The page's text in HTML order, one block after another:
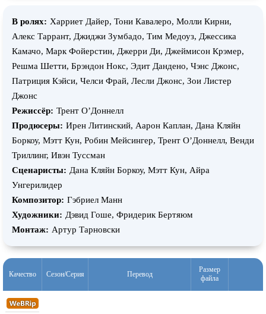
В ролях: Харриет Дайер, Тони Кавалеро, Молли Кирни,
Алекс Таррант, Джиджи Зумбадо, Тим Медоуз, Джессика
Камачо, Марк Фойерстин, Джерри Ди, Джеймисон Крэмер,
Решма Шетти, Брэндон Нокс, Эдит Дандено, Чэнс Джонс,
Патриция Кэйси, Челси Фрай, Лесли Джонс, Зои Листер
Джонс
Режиссёр: Трент О’Доннелл
Продюсеры: Ирен Литинский, Аарон Каплан, Дана Кляйн
Боркоу, Мэтт Кун, Робин Мейсингер, Трент О’Доннелл, Венди
Триллинг, Ивэн Туссман
Сценаристы: Дана Кляйн Боркоу, Мэтт Кун, Айра
Унгерилидер
Композитор: Гэбриел Манн
Художники: Дэвид Гоше, Фридерик Бертяюм
Монтаж: Артур Тарновски
Качество Сезон/Серия Перевод
Размер
файла